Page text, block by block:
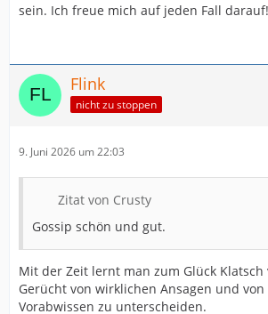
sein. Ich freue mich auf jeden Fall darauf!
Flink
nicht zu stoppen
9. Juni 2026 um 22:03
Zitat von Crusty
Gossip schön und gut.
Mit der Zeit lernt man zum Glück Klatsch
Gerücht von wirklichen Ansagen und von
Vorabwissen zu unterscheiden.